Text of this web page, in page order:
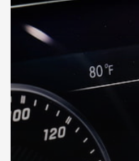
DÉCOUVREZ